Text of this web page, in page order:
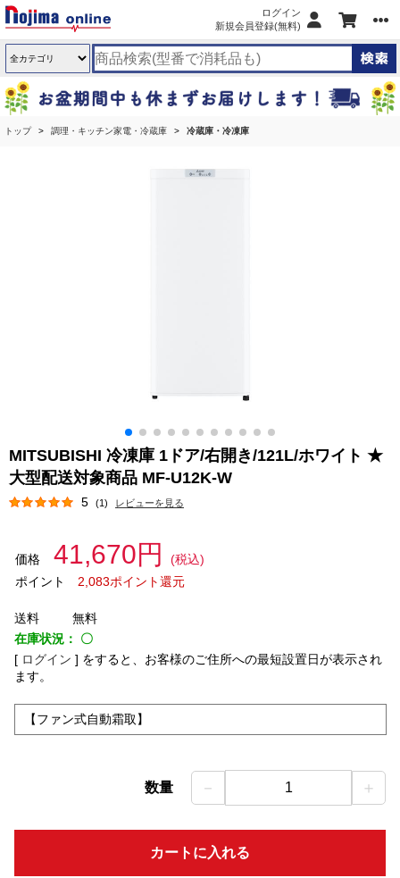
ログイン
新規会員登録(無料)
トップ 調理・キッチン家電・冷蔵庫 冷蔵庫・冷凍庫
MITSUBISHI 冷凍庫 1ドア/右開き/121L/ホワイト ★
大型配送対象商品 MF-U12K-W
5 (1) レビューを見る
価格 41,670円
(税込)
ポイント
2,083ポイント還元
送料
無料
在庫状況： 〇
[ ログイン ] をすると、お客様のご住所への最短設置日が表示され
ます。
【ファン式自動霜取】
数量 － 1 ＋
カートに入れる